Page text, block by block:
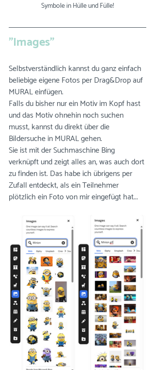
Symbole in Hülle und Fülle!
"Images"
Selbstverständlich kannst du ganz einfach
beliebige eigene Fotos per Drag&Drop auf
MURAL einfügen.
Falls du bisher nur ein Motiv im Kopf hast
und das Motiv ohnehin noch suchen
musst, kannst du direkt über die
Bildersuche in MURAL gehen.
Sie ist mit der Suchmaschine Bing
verknüpft und zeigt alles an, was auch dort
zu finden ist. Das habe ich übrigens per
Zufall entdeckt, als ein Teilnehmer
plötzlich ein Foto von mir eingefügt hat...